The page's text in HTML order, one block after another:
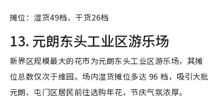
摊位：湿货49档、干货26档
13. 元朗东头工业区游乐场
新界区规模最大的花市为元朗东头工业区游乐场，其摊
位总数仅次于维园。场内湿货摊位多达 96 档，吸引大批
元朗、屯门区居民前往选购年花，节庆气氛浓厚。